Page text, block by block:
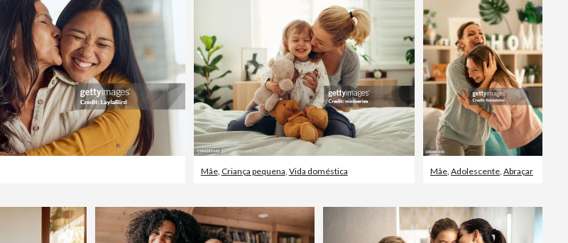
Mãe, Criança pequena, Vida doméstica Mãe, Adolescente, Abraçar